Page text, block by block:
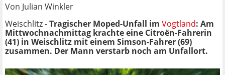
Von Julian Winkler
Weischlitz -Tragischer Moped-Unfall im Vogtland: Am
Mittwochnachmittag krachte eine Citroën-Fahrerin
(41) in Weischlitz mit einem Simson-Fahrer (69)
zusammen. Der Mann verstarb noch am Unfallort.